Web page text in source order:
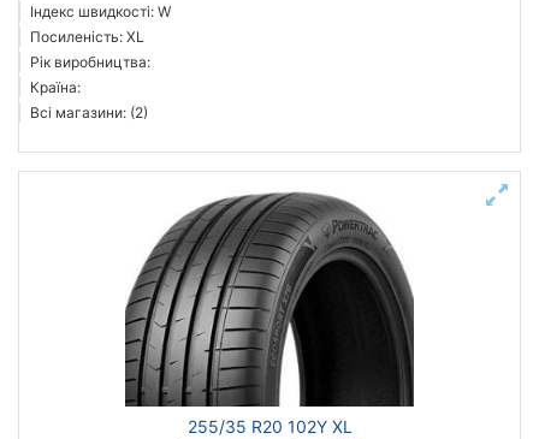
Індекс швидкості: W
Посиленість: XL
Рік виробництва:
Країна:
Всі магазини: (2)
255/35 R20 102Y XL